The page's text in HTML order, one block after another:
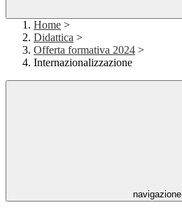
Home >
Didattica >
Offerta formativa 2024 >
Internazionalizzazione
navigazione